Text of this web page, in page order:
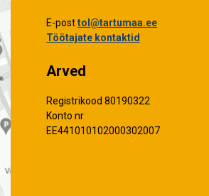
E-posttol@tartumaa.ee
Töötajate kontaktid
Arved
Registrikood 80190322
Konto nr
EE441010102000302007